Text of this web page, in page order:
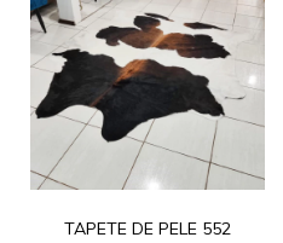
TAPETE DE PELE 552